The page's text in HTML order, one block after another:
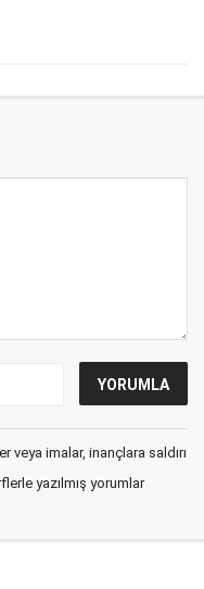
veya imalar, inançlara saldırı
yazılmış yorumlar